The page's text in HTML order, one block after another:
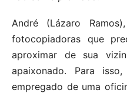
André (Lázaro
fotocopiadoras que
aproximar de sua
apaixonado. Para
empregado de uma